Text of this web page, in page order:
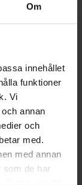
Om
innehållet
funktioner
Vi
annan
och
med.
med annan
som de har
Samtycke till